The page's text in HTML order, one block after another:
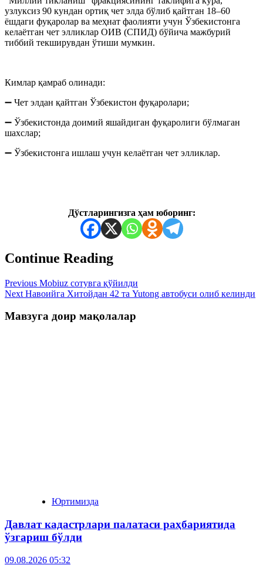
узлуксиз 90 кундан ортиқ чет элда бўлиб қайтган 18–60
ёшдаги фуқаролар ва меҳнат фаолияти учун Ўзбекистонга
келаётган чет элликлар ОИВ (СПИД) бўйича мажбурий
тиббий текширувдан ўтиши мумкин.
Кимлар қамраб олинади:
➖ Чет элдан қайтган Ўзбекистон фуқаролари;
➖ Ўзбекистонда доимий яшайдиган фуқаролиги бўлмаган
шахслар;
➖ Ўзбекистонга ишлаш учун келаётган чет элликлар.
Дўстларингизга ҳам юборинг:
Continue Reading
Previous Mobiuz сотувга қўйилди
Next Навоийга Хитойдан 42 та Yutong автобуси олиб келинди
Мавзуга доир мақолалар
Юртимизда
Давлат кадастрлари палатаси раҳбариятида
ўзгариш бўлди
09.08.2026 05:32